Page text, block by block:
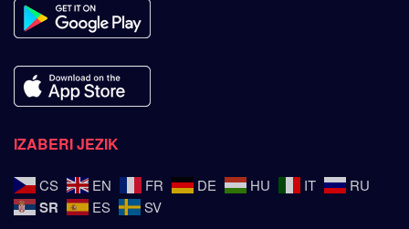
IZABERI JEZIK
CS EN FR DE HU IT RU
SR ES SV